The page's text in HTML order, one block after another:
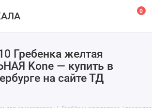
0
Гребенка желтая
Kone — купить в
на сайте ТД